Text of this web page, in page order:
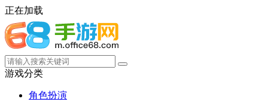
正在加载
游戏分类
角色扮演